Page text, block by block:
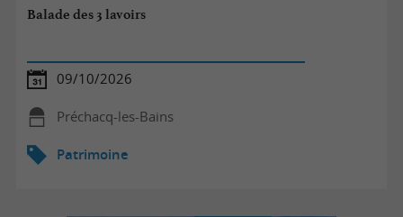
Balade des 3 lavoirs
09/10/2026
Préchacq-les-Bains
Patrimoine